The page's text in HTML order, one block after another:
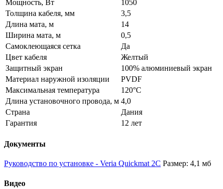
Мощность, Вт
1050
Толщина кабеля, мм
3,5
Длина мата, м
14
Ширина мата, м
0,5
Самоклеющаяся сетка
Да
Цвет кабеля
Желтый
Защитный экран
100% алюминиевый экран
Материал наружной изоляции
PVDF
Maксимальная температура
120°C
Длина установочного провода, м 4,0
Страна
Дания
Гарантия
12 лет
Документы
Руководство по установке - Veria Quickmat 2C Размер: 4,1 мб
Видео